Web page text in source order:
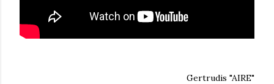
Gertrudis "AIRE"